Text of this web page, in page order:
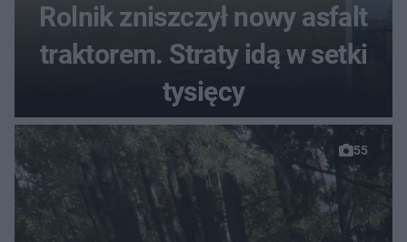
Rolnik zniszczył nowy asfalt
traktorem. Straty idą w setki
tysięcy
55